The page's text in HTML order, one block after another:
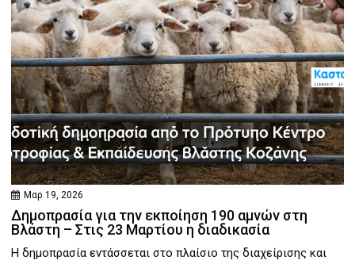
Μαρ 19, 2026
Δημοπρασία για την εκποίηση 190 αμνών στη
Βλάστη – Στις 23 Μαρτίου η διαδικασία
Η δημοπρασία εντάσσεται στο πλαίσιο της διαχείρισης και